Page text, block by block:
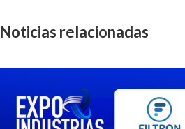
Noticias relacionadas